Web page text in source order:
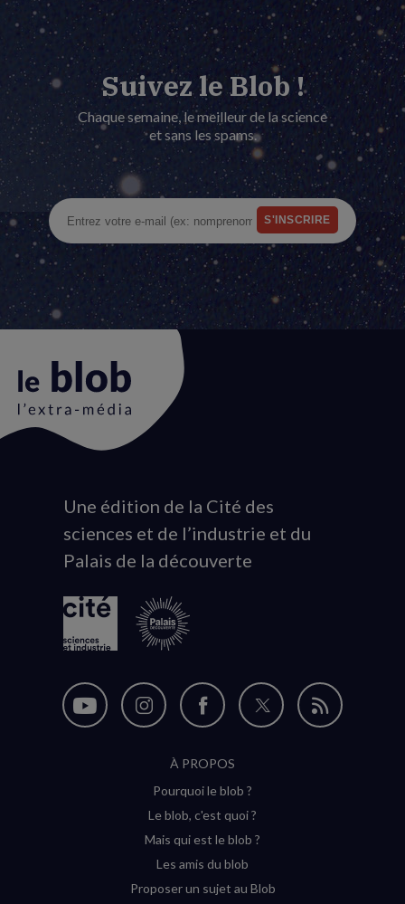
Suivez le Blob !
Chaque semaine, le meilleur de la science
et sans les spams.
Animation
du
logo
Une édition de la Cité des
sciences et de l’industrie et du
Palais de la découverte
Nous
Nous
Instagram
(nouvelle
Nous
sur
Facebook
(nouvelle
Nous
Flux
À PROPOS
Pourquoi le blob ?
Le blob, c'est quoi ?
Mais qui est le blob ?
Les amis du blob
Proposer un sujet au Blob